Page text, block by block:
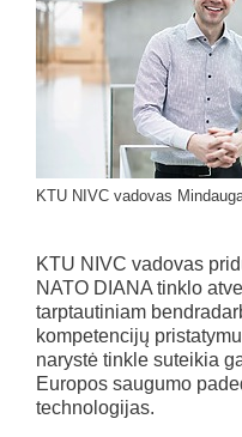
KTU NIVC vadovas
KTU NIVC vadovas
NATO DIANA tinklo
tarptautiniam
kompetencijų
narystė tinkle suteikia
Europos saugumo
technologijas.